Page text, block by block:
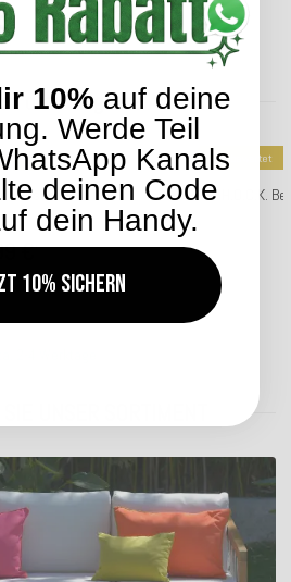
dazu folgende Artikel:
60x40cm
€*
Top bewertet
H.O.C.K.
10% auf deine
Werde Teil
Kanals
deinen Code
dein Handy.
10% sichern